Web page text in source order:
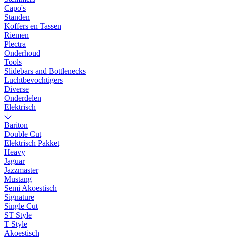
Capo's
Standen
Koffers en Tassen
Riemen
Plectra
Onderhoud
Tools
Slidebars and Bottlenecks
Luchtbevochtigers
Diverse
Onderdelen
Elektrisch
Bariton
Double Cut
Elektrisch Pakket
Heavy
Jaguar
Jazzmaster
Mustang
Semi Akoestisch
Signature
Single Cut
ST Style
T Style
Akoestisch